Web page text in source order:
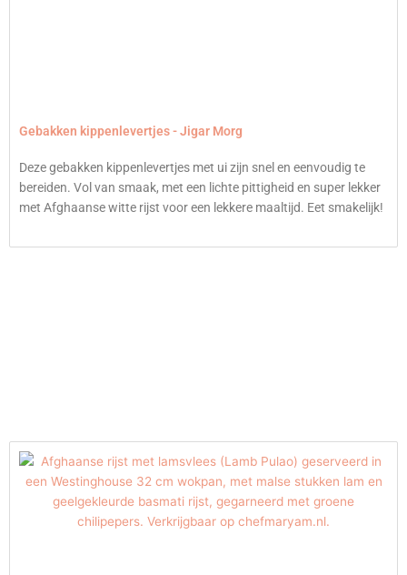
Gebakken kippenlevertjes - Jigar Morg
Deze gebakken kippenlevertjes met ui zijn snel en eenvoudig te
bereiden. Vol van smaak, met een lichte pittigheid en super lekker
met Afghaanse witte rijst voor een lekkere maaltijd. Eet smakelijk!